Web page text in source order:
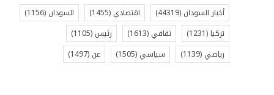
أخبار السودان (44319) اقتصادي (1455) السودان (1156)
تركيا (1231) ثقافي (1613) رئيس (1105)
رياضي (1139) سياسي (1505) عن (1497)